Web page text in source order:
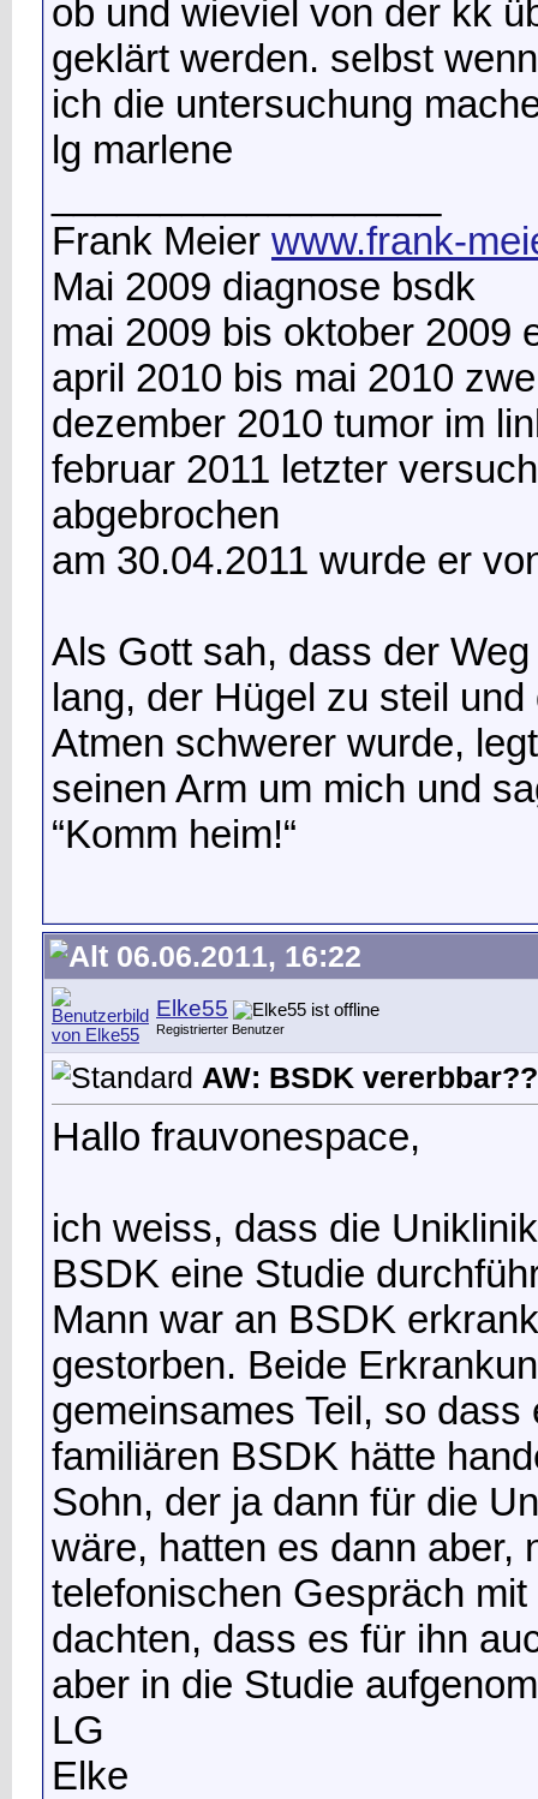
ob und wieviel von der kk
geklärt werden. selbst
ich die untersuchung
lg marlene
Frank Meier www.frank-
Mai 2009 diagnose bsdk
mai 2009 bis oktober 2009
april 2010 bis mai 2010
dezember 2010 tumor im
februar 2011 letzter
abgebrochen
am 30.04.2011 wurde er
Als Gott sah, dass der
lang, der Hügel zu steil und
Atmen schwerer wurde,
seinen Arm um mich und
“Komm heim!“
06.06.2011, 16:22
Elke55
Registrierter Benutzer
AW: BSDK vererbbar??
Hallo frauvonespace,
ich weiss, dass die
BSDK eine Studie
Mann war an BSDK
gestorben. Beide
gemeinsames Teil, so
familiären BSDK hätte
Sohn, der ja dann für die
wäre, hatten es dann aber,
telefonischen Gespräch
dachten, dass es für ihn
aber in die Studie
LG
Elke